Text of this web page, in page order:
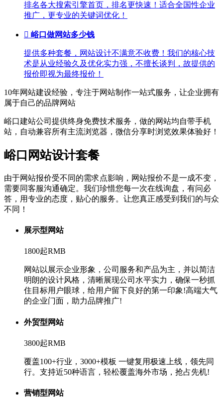
排名各大搜索引擎首页，排名更快速！适合全国性企业
推广，更专业的关键词优化！
 峪口做网站多少钱
提供多种套餐，网站设计不满意不收费！我们的核心技
术是从业经验久及优化实力强，不擅长谈判，故提供的
报价即视为最终报价！
10年网站建设经验，专注于网站制作一站式服务，让企业拥有
属于自己的品牌网站
峪口建站公司提供终身免费技术服务，做的网站均自带手机
站，自动兼容所有主流浏览器，微信分享时浏览效果体验好！
峪口网站设计套餐
由于网站报价受不同的需求点影响，网站报价不是一成不变，
需要同客服沟通确定。我们珍惜您每一次在线询盘，有问必
答，用专业的态度，贴心的服务。让您真正感受到我们的与众
不同！
展示型网站
1800起RMB
网站以展示企业形象，公司服务和产品为主，并以简洁
明朗的设计风格，清晰展现公司水平实力，确保一秒抓
住目标用户眼球，给用户留下良好的第一印象!高端大气
的企业门面，助力品牌推广!
外贸型网站
3800起RMB
覆盖100+行业，3000+模板 一键复用极速上线，领先同
行。支持近50种语言，轻松覆盖海外市场，抢占先机!
营销型网站